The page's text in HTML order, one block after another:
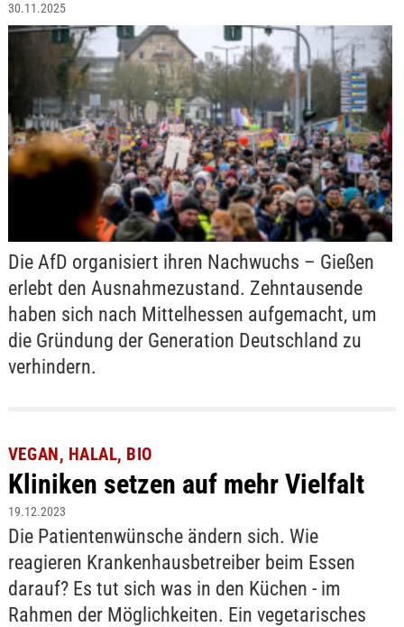
30.11.2025
Die AfD organisiert ihren Nachwuchs – Gießen
erlebt den Ausnahmezustand. Zehntausende
haben sich nach Mittelhessen aufgemacht, um
die Gründung der Generation Deutschland zu
verhindern.
VEGAN, HALAL, BIO
Kliniken setzen auf mehr Vielfalt
19.12.2023
Die Patientenwünsche ändern sich. Wie
reagieren Krankenhausbetreiber beim Essen
darauf? Es tut sich was in den Küchen - im
Rahmen der Möglichkeiten. Ein vegetarisches